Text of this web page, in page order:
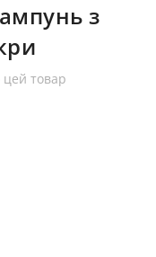
з
цей товар